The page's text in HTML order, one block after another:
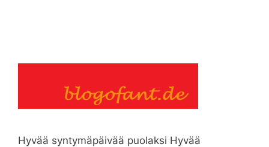
Hyvää syntymäpäivää puolaksi Hyvää